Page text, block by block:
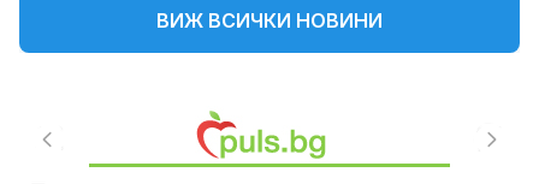
ВИЖ ВСИЧКИ НОВИНИ